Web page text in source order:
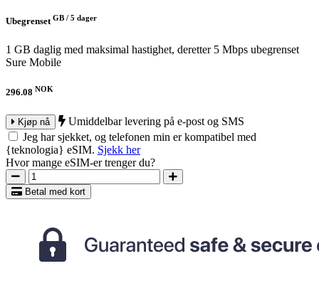
UbegrensetGB / 5 dager
1 GB daglig med maksimal hastighet, deretter 5 Mbps ubegrenset
Sure Mobile
296.08 NOK
Kjøp nå
Umiddelbar levering på e-post og SMS
Jeg har sjekket, og telefonen min er kompatibel med
{teknologia} eSIM. Sjekk her
Hvor mange eSIM-er trenger du?
Betal med kort